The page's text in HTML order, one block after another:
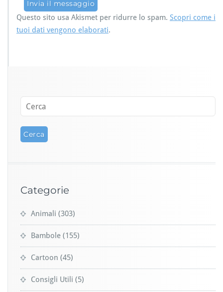
Questo sito usa Akismet per ridurre lo spam. Scopri come i
tuoi dati vengono elaborati.
Categorie
Animali (303)
Bambole (155)
Cartoon (45)
Consigli Utili (5)